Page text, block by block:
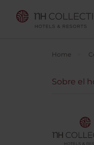
Home
Sobre el